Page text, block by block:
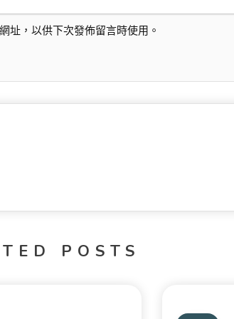
址，以供下次發佈留言時使用。
POSTS